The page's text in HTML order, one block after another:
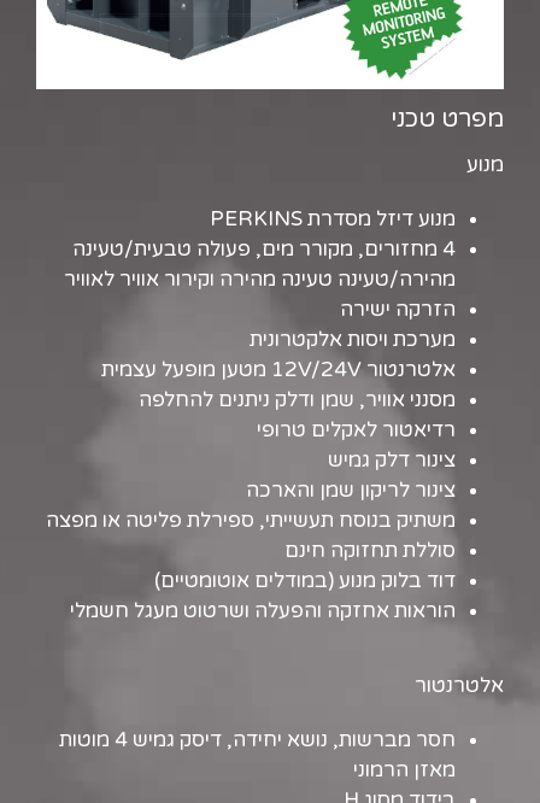
מפרט טכני
מנוע
מנוע דיזל מסדרת PERKINS
4 מחזורים, מקורר מים, פעולה טבעית/טעינה
מהירה/טעינה טעינה מהירה וקירור אוויר לאוויר
הזרקה ישירה
מערכת ויסות אלקטרונית
אלטרנטור 12V/24V מטען מופעל עצמית
מסנני אוויר, שמן ודלק ניתנים להחלפה
רדיאטור לאקלים טרופי
צינור דלק גמיש
צינור לריקון שמן והארכה
משתיק בנוסח תעשייתי, ספירלת פליטה או מפצה
סוללת תחזוקה חינם
דוד בלוק מנוע (במודלים אוטומטיים)
הוראות אחזקה והפעלה ושרטוט מעגל חשמלי
אלטרנטור
חסר מברשות, נושא יחידה, דיסק גמיש 4 מוטות
מאזן הרמוני